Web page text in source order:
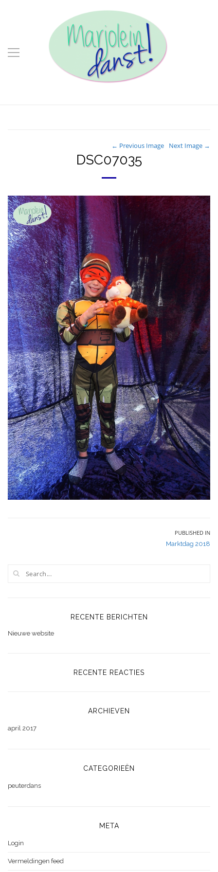
← Previous Image Next Image →
DSC07035
PUBLISHED IN
Marktdag 2018
RECENTE BERICHTEN
Nieuwe website
RECENTE REACTIES
ARCHIEVEN
april 2017
CATEGORIEËN
peuterdans
META
Login
Vermeldingen feed